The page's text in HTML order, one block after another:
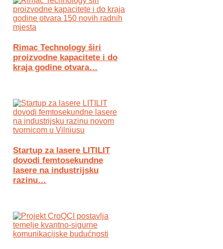
Rimac Technology širi
proizvodne kapacitete i do
kraja godine otvara…
Startup za lasere LITILIT
dovodi femtosekundne
lasere na industrijsku
razinu…